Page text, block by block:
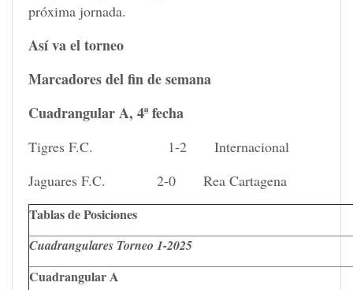
próxima jornada.
Así va el torneo
Marcadores del fin de semana
Cuadrangular A, 4ª fecha
Tigres F.C. 1-2 Internacional
Jaguares F.C. 2-0 Rea Cartagena
Tablas de Posiciones
Cuadrangulares Torneo 1-2025
Cuadrangular A